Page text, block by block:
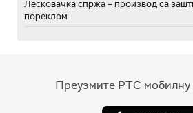
Лесковачка спржа – производ са
пореклом
Преузмите РТС мобилну